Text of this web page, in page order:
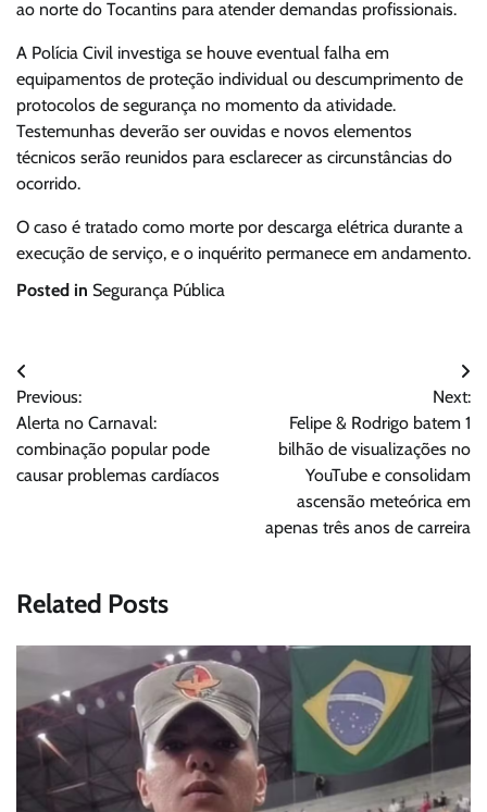
ao norte do Tocantins para atender demandas profissionais.
A Polícia Civil investiga se houve eventual falha em
equipamentos de proteção individual ou descumprimento de
protocolos de segurança no momento da atividade.
Testemunhas deverão ser ouvidas e novos elementos
técnicos serão reunidos para esclarecer as circunstâncias do
ocorrido.
O caso é tratado como morte por descarga elétrica durante a
execução de serviço, e o inquérito permanece em andamento.
Posted in Segurança Pública
Navegação
de
Post
Previous:
Alerta no Carnaval:
combinação popular pode
causar problemas cardíacos
Next:
Felipe & Rodrigo batem 1
bilhão de visualizações no
YouTube e consolidam
ascensão meteórica em
apenas três anos de carreira
Related Posts